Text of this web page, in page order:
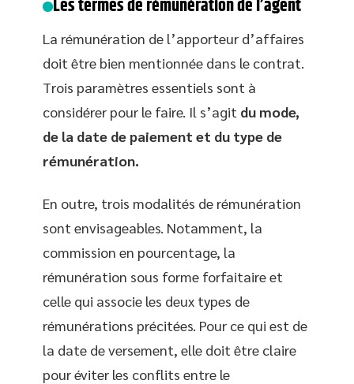
Les termes de rémunération de l’agent
La rémunération de l’apporteur d’affaires
doit être bien mentionnée dans le contrat.
Trois paramètres essentiels sont à
considérer pour le faire. Il s’agit du mode,
de la date de paiement et du type de
rémunération.
En outre, trois modalités de rémunération
sont envisageables. Notamment, la
commission en pourcentage, la
rémunération sous forme forfaitaire et
celle qui associe les deux types de
rémunérations précitées. Pour ce qui est de
la date de versement, elle doit être claire
pour éviter les conflits entre le